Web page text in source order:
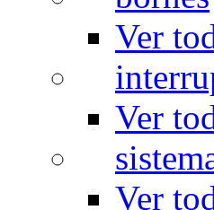
Ver
Ver
Ver